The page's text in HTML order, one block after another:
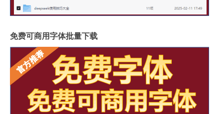
免费可商用字体批量下载